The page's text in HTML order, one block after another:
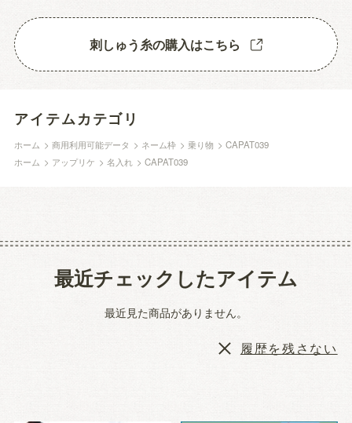
刺しゅう糸の購入はこちら
アイテムカテゴリ
ホーム >商用利用可能データ > ネーム枠 >乗り物 >CAPAT039
ホーム > アップリケ >名入れ >CAPAT039
最近チェックしたアイテム
最近見た商品がありません。
履歴を残さない